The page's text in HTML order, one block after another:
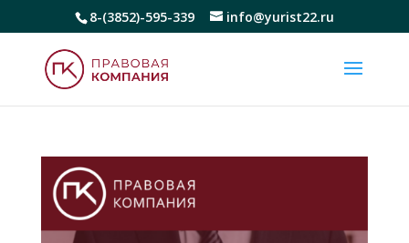
8-(3852)-595-339 info@yurist22.ru